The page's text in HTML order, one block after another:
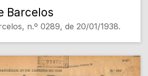
Barcelos
n.º 0289, de 20/01/1938.